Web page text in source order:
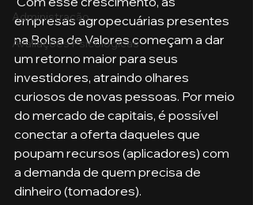
Administração
Avaliações Psicológicas
empresas agropecuárias presentes
na Bolsa de Valores começam a dar
um retorno maior para seus
investidores, atraindo olhares
curiosos de novas pessoas. Por meio
do mercado de capitais, é possível
conectar a oferta daqueles que
poupam recursos (aplicadores) com
a demanda de quem precisa de
dinheiro (tomadores).